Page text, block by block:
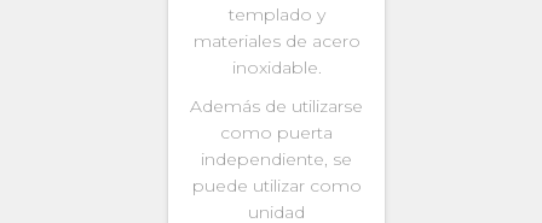
templado y
materiales de acero
inoxidable.
Además de utilizarse
como puerta
independiente, se
puede utilizar como
unidad